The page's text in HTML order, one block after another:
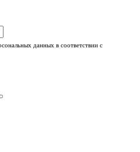
данных в соответствии с